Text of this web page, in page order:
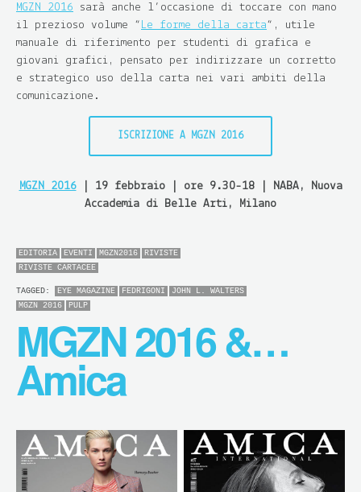
MGZN 2016 sarà anche l’occasione di toccare con mano
il prezioso volume “ Le forme della carta“, utile
manuale di riferimento per studenti di grafica e
giovani grafici, pensato per indirizzare un corretto
e strategico uso della carta nei vari ambiti della
comunicazione.
ISCRIZIONE A MGZN 2016
MGZN 2016| 19 febbraio | ore 9.30-18 | NABA, Nuova
Accademia di Belle Arti, Milano
EDITORIA EVENTI MGZN2016
RIVISTE
RIVISTE CARTACEE
TAGGED: EYE MAGAZINE FEDRIGONI
JOHN L. WALTERS
MGZN 2016
PULP
MGZN 2016 &…
Amica